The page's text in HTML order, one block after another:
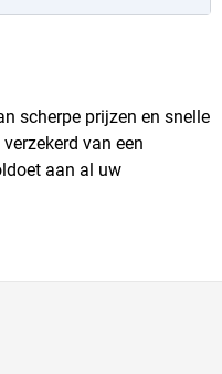
scherpe prijzen en snelle
van een
aan al uw